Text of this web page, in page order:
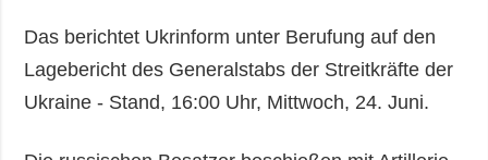
Das berichtet Ukrinform unter Berufung auf den
Lagebericht des Generalstabs der Streitkräfte der
Ukraine - Stand, 16:00 Uhr, Mittwoch, 24. Juni.